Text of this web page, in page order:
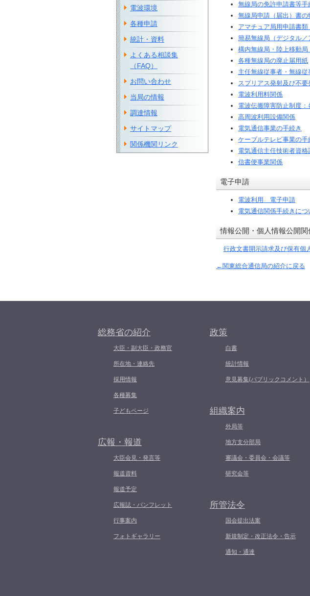
無線局の免許申請書等手
無線局申請（届出）書の
アマチュア局用申請書
簡易無線局（デジタル
構内無線局・陸上移動
各種無線局の廃止届用紙
主任無線従事者・無線
スプリアス発射及び不
電波利用料関係
電波伝搬障害防止制度
高周波利用設備関係
電気通信事業の手続き
ケーブルテレビ事業の手
電気通信主任技術者資
信書便事業関係
電子申請
電波利用 電子申請
電気通信関係手続きにつ
情報公開・個人情報公開関
行政文書開示請求及び保有個
←関東総合通信局の紹介に戻る
電波環境
各種申請
統計・資料
よくある相談集
（FAQ）
お問い合わせ
当局の情報
調達情報
サイトマップ
関係機関リンク
総務省の紹介
大臣・副大臣・政務官
所在地・連絡先
採用情報
各種募集
子どもページ
広報・報道
大臣会見・発言等
報道資料
報道予定
広報誌・パンフレット
行事案内
フォトギャラリー
政策
白書
統計情報
意見募集(パブリックコメント）
組織案内
外局等
地方支分部局
審議会・委員会・会議等
研究会等
所管法令
国会提出法案
新規制定・改正法令・告示
通知・通達